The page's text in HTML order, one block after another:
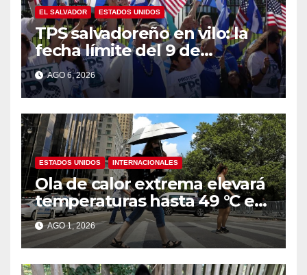
EL SALVADOR ESTADOS UNIDOS
TPS salvadoreño en vilo: la
fecha límite del 9 de
septiembre se acerca sin
respuesta de Washington
AGO 6, 2026
ESTADOS UNIDOS INTERNACIONALES
Ola de calor extrema elevará
temperaturas hasta 49 °C en
amplias zonas de Estados
Unidos
AGO 1, 2026